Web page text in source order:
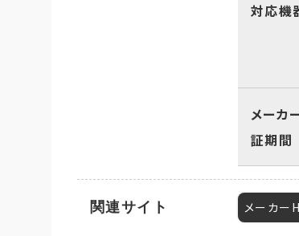
対応機
メーカ
証期間
関連サイト メーカー